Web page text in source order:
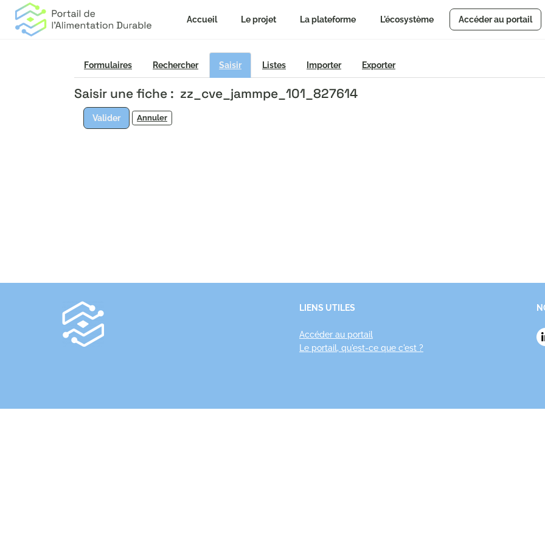
Accueil Le projet La plateforme L'écosystème Accéder au portail
Formulaires Rechercher Saisir Listes Importer Exporter
Saisir une fiche : zz_cve_jammpe_101_827614
Valider Annuler
LIENS UTILES
Accéder au portail
Le portail, qu'est-ce que c'est ?